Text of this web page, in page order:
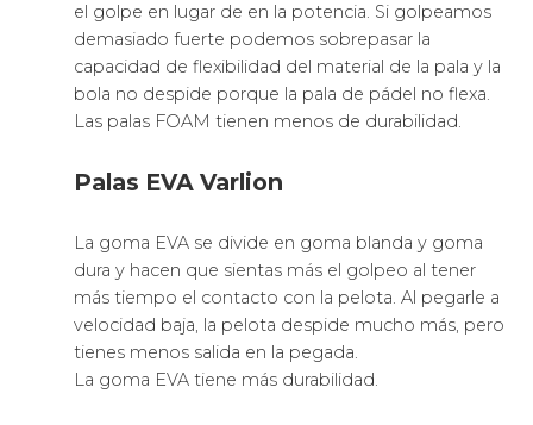
el golpe en lugar de en la potencia. Si golpeamos
demasiado fuerte podemos sobrepasar la
capacidad de flexibilidad del material de la pala y la
bola no despide porque la pala de pádel no flexa.
Las palas FOAM tienen menos de durabilidad.
Palas EVA Varlion
La goma EVA se divide en goma blanda y goma
dura y hacen que sientas más el golpeo al tener
más tiempo el contacto con la pelota. Al pegarle a
velocidad baja, la pelota despide mucho más, pero
tienes menos salida en la pegada.
La goma EVA tiene más durabilidad.